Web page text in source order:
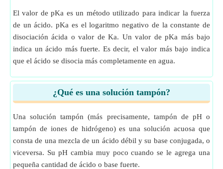
El valor de pKa es un método utilizado para indicar la fuerza
de un ácido. pKa es el logaritmo negativo de la constante de
disociación ácida o valor de Ka. Un valor de pKa más bajo
indica un ácido más fuerte. Es decir, el valor más bajo indica
que el ácido se disocia más completamente en agua.
¿Qué es una solución tampón?
Una solución tampón (más precisamente, tampón de pH o
tampón de iones de hidrógeno) es una solución acuosa que
consta de una mezcla de un ácido débil y su base conjugada, o
viceversa. Su pH cambia muy poco cuando se le agrega una
pequeña cantidad de ácido o base fuerte.